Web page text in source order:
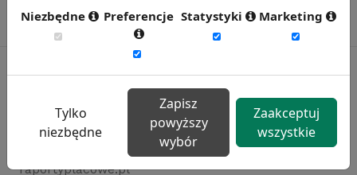
Rynekpracy.pl
sedlak.pl
raportyplacowe.pl
Niezbędne Preferencje Statystyki Marketing
Tylko
niezbędne
Zapisz
powyższy
wybór
Zaakceptuj
wszystkie